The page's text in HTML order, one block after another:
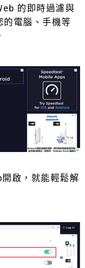
的即時過濾與
的電腦、手機等
啟，就能輕鬆解